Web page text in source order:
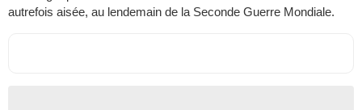
autrefois aisée, au lendemain de la Seconde Guerre Mondiale.